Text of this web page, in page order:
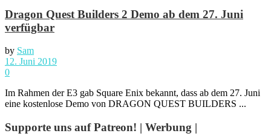
Dragon Quest Builders 2 Demo ab dem 27. Juni
verfügbar
by Sam
12. Juni 2019
0
Im Rahmen der E3 gab Square Enix bekannt, dass ab dem 27. Juni
eine kostenlose Demo von DRAGON QUEST BUILDERS ...
Supporte uns auf Patreon! | Werbung |